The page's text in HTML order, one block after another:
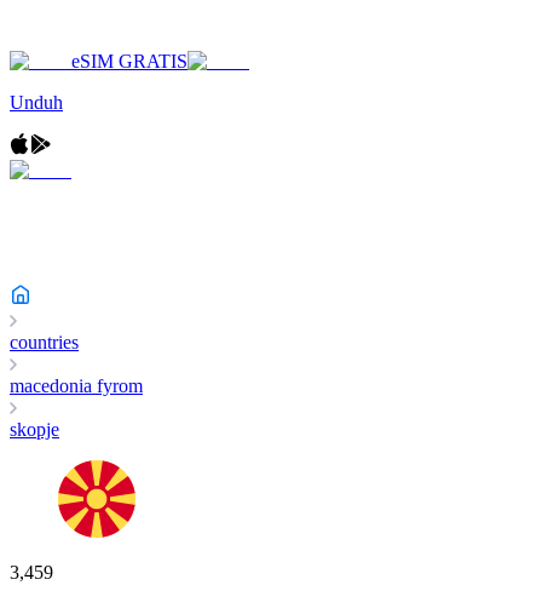
eSIM GRATIS
Unduh
countries
macedonia fyrom
skopje
3,459